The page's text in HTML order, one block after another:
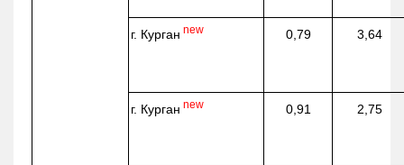
г. Курган new 0,79 3,64
г. Курган new 0,91 2,75